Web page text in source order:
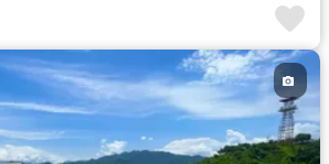
de Limpieza
Estacionamiento
Gimnasio
Azotea
Terraza
Zonas verdes Sin amueblar